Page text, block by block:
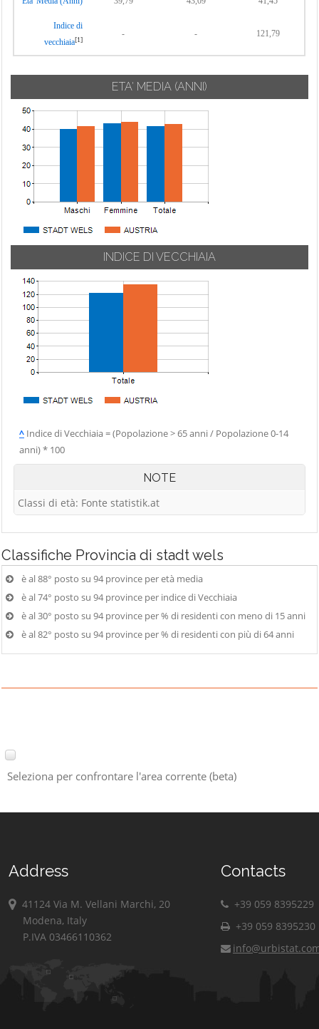
Indice di
vecchiaia[1]
- - 121,79
ETA' MEDIA (ANNI)
INDICE DI VECCHIAIA
^ Indice di Vecchiaia = (Popolazione > 65 anni / Popolazione 0-14
anni) * 100
NOTE
Classi di età: Fonte statistik.at
Classifiche Provincia di stadt wels
è al 88° posto su 94 province per età media
è al 74° posto su 94 province per indice di Vecchiaia
è al 30° posto su 94 province per % di residenti con meno di 15 anni
è al 82° posto su 94 province per % di residenti con più di 64 anni
Seleziona per confrontare l'area corrente (beta)
Address
41124 Via M. Vellani Marchi, 20
Modena, Italy
P.IVA 03466110362
Contacts
+39 059 8395229
+39 059 8395230